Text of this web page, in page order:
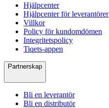
Hjälpcenter
Hjälpcenter för leverantörer
Villkor
Policy för kundomdömen
Integritetspolicy
Tiqets-appen
Partnerskap
Bli en leverantör
Bli en distributör